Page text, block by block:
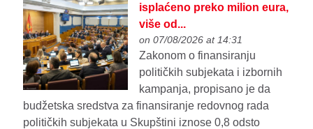
isplaćeno preko milion eura,
više od...
on 07/08/2026 at 14:31
Zakonom o finansiranju
političkih subjekata i izbornih
kampanja, propisano je da
budžetska sredstva za finansiranje redovnog rada
političkih subjekata u Skupštini iznose 0,8 odsto